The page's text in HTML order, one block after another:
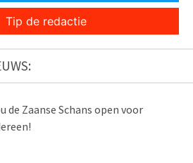
Tip de redactie
de Zaanse Schans open voor